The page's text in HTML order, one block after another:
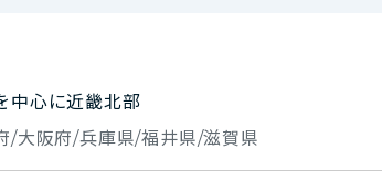
中心に近畿北部
大阪府/兵庫県/福井県/滋賀県